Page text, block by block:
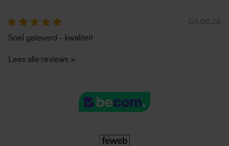
03.08.26
Snel geleverd - kwaliteit
Lees alle reviews >